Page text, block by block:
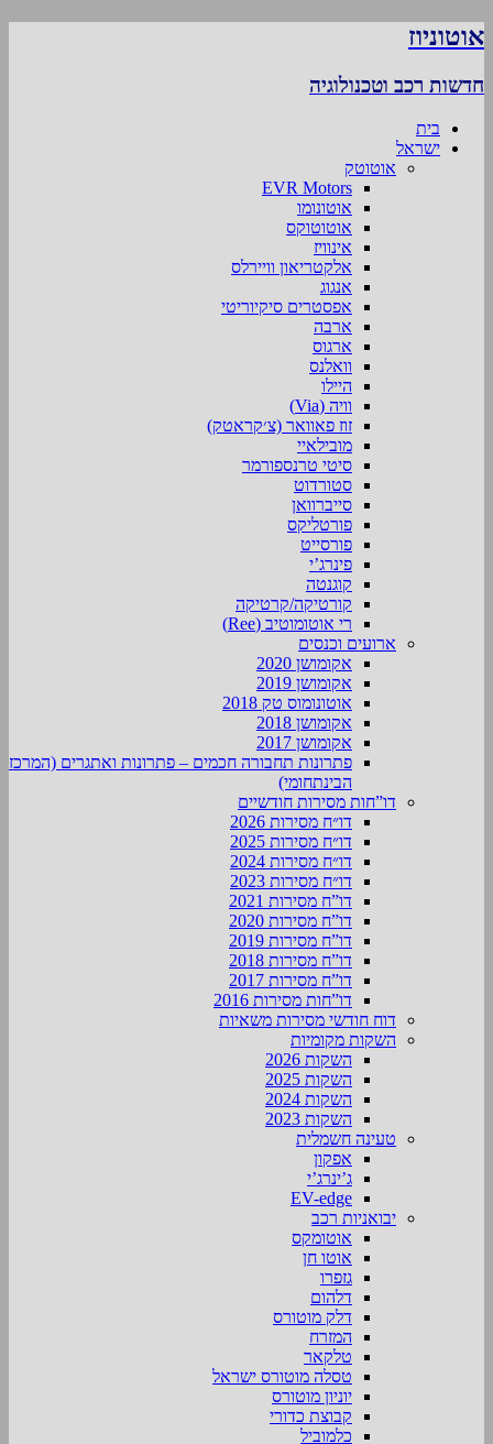
אוטוניוז
חדשות רכב וטכנולוגיה
בית
ישראל
אוטוטק
EVR Motors
אוטונומו
אוטוטוקס
אינוויז
אלקטריאון וויירלס
אנגוג
אפסטרים סיקיוריטי
ארבה
ארגוס
וואלנס
היילו
וויה (Via)
זוז פאוואר (צ׳קראטק)
מובילאיי
סיטי טרנספורמר
סטורדוט
סייברוואן
פורטליקס
פורסייט
פינרג’י
קוגנטה
קורטיקה/קרטיקה
רי אוטומוטיב (Ree)
ארועים וכנסים
אקומושן 2020
אקומושן 2019
אוטונומוס טק 2018
אקומושן 2018
אקומושן 2017
פתרונות תחבורה חכמים – פתרונות ואתגרים (המרכז
הבינתחומי)
דו”חות מסירות חודשיים
דו״ח מסירות 2026
דו״ח מסירות 2025
דו״ח מסירות 2024
דו״ח מסירות 2023
דו”ח מסירות 2021
דו”ח מסירות 2020
דו”ח מסירות 2019
דו”ח מסירות 2018
דו”ח מסירות 2017
דו”חות מסירות 2016
דוח חודשי מסירות משאיות
השקות מקומיות
השקות 2026
השקות 2025
השקות 2024
השקות 2023
טעינה חשמלית
אפקון
ג’ינרג’י
EV-edge
יבואניות רכב
אוטומקס
אוטו חן
גזפרו
דלהום
דלק מוטורס
המזרח
טלקאר
טסלה מוטורס ישראל
יוניון מוטורס
קבוצת כדורי
כלמוביל